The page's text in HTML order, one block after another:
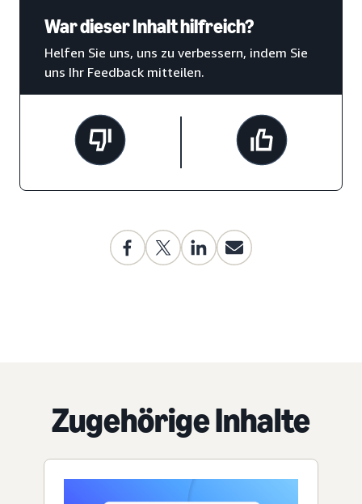
War dieser Inhalt hilfreich?
Helfen Sie uns, uns zu verbessern, indem Sie
uns Ihr Feedback mitteilen.
Zugehörige Inhalte